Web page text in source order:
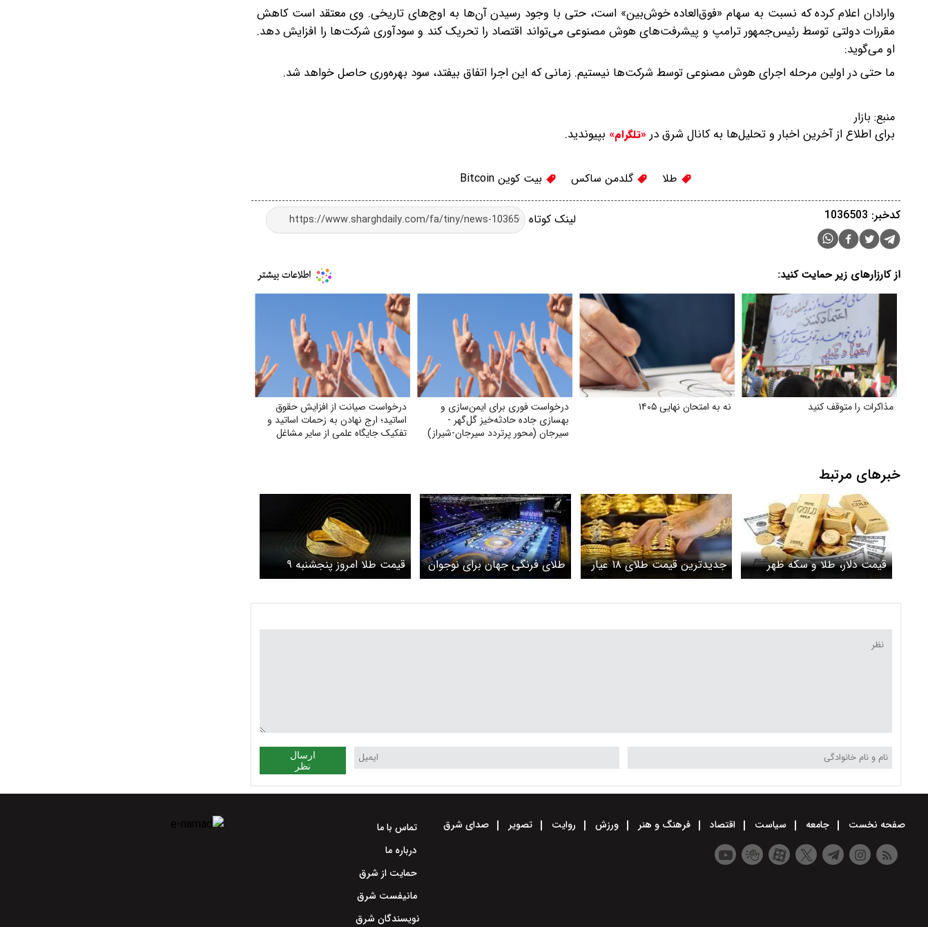
وارادان اعلام کرده که نسبت به سهام «فوق‌العاده خوش‌بین» است، حتی با وجود رسیدن آن‌ها به اوج‌های تاریخی. وی معتقد است کاهش
مقررات دولتی توسط رئیس‌جمهور ترامپ و پیشرفت‌های هوش مصنوعی می‌تواند اقتصاد را تحریک کند و سودآوری شرکت‌ها را افزایش دهد.
او می‌گوید:
ما حتی در اولین مرحله اجرای هوش مصنوعی توسط شرکت‌ها نیستیم. زمانی که این اجرا اتفاق بیفتد، سود بهره‌وری حاصل خواهد شد.
منبع: بازار
برای اطلاع از آخرین اخبار و تحلیل‌ها به کانال شرق در «تلگرام» بپیوندید.
طلا گلدمن ساکس بیت کوین Bitcoin
لینک کوتاه کدخبر: 1036503
از کارزارهای زیر حمایت کنید:
مذاکرات را متوقف کنید نه به امتحان نهایی ۱۴۰۵
درخواست فوری برای ایمن‌سازی و
بهسازی جاده حادثه‌خیز گل‌گهر -
سیرجان (محور پرتردد سیرجان-شیراز)
درخواست صیانت از افزایش حقوق
اساتید؛ ارج نهادن به زحمات اساتید و
تفکیک جایگاه علمی از سایر مشاغل
خبرهای مرتبط
قیمت دلار، طلا و سکه ظهر
امروز جمعه ۱۰ مرداد ۱۴۰۴/ طلا
جدیدترین قیمت طلای ۱۸ عیار
ظهر امروز پنجشنبه ۹ مرداد
طلای فرنگی جهان برای نوجوان
ایرانی / امیر سام محمدی طلا
قیمت طلا امروز پنجشنبه ۹
مرداد ۱۴۰۴ در بازار/ طلا ۱۸ عیار
ارسال
نظر
صفحه نخست جامعه سیاست اقتصاد فرهنگ و هنر ورزش روایت تصویر صدای شرق
تماس با ما
درباره ما
حمایت از شرق
مانیفست شرق
نویسندگان شرق